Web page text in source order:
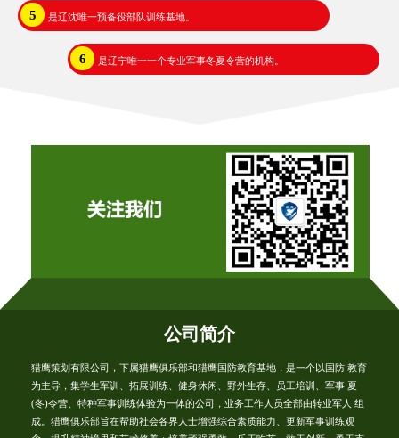
5 是辽沈唯一预备役部队训练基地。
6 是辽宁唯一一个专业军事冬夏令营的机构。
公司简介
猎鹰策划有限公司，下属猎鹰俱乐部和猎鹰国防教育基地，是一个以国防 教育
为主导，集学生军训、拓展训练、健身休闲、野外生存、员工培训、军事 夏
(冬)令营、特种军事训练体验为一体的公司，业务工作人员全部由转业军人 组
成。猎鹰俱乐部旨在帮助社会各界人士增强综合素质能力、更新军事训练观